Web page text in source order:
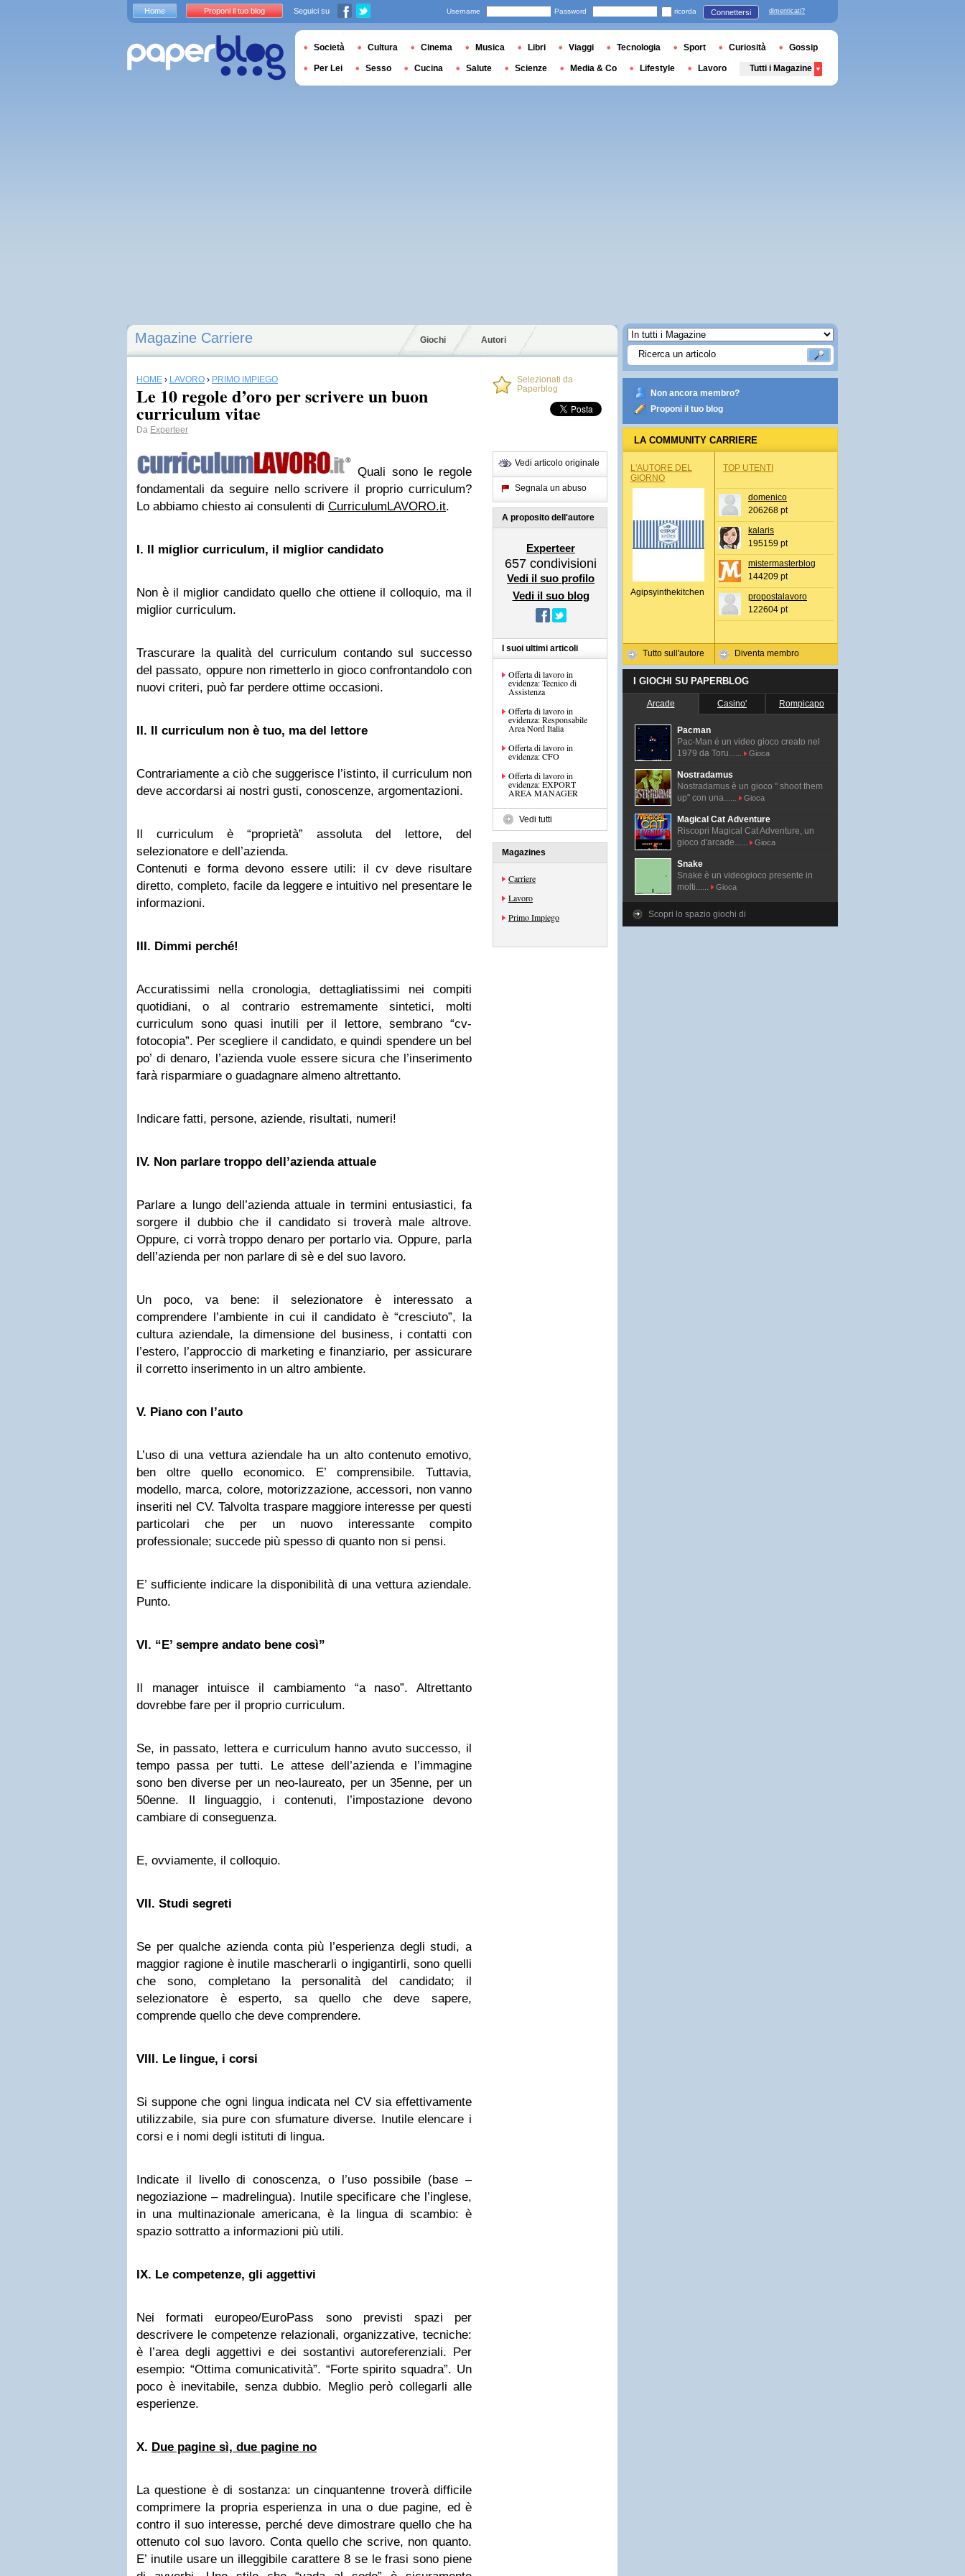
Magazine Carriere Giochi Autori
HOME › LAVORO › PRIMO IMPIEGO
Le 10 regole d’oro per scrivere un buon
curriculum vitae
Da Experteer
Quali sono le regole
fondamentali da seguire nello scrivere il proprio curriculum?
Lo abbiamo chiesto ai consulenti di CurriculumLAVORO.it.
I. Il miglior curriculum, il miglior candidato
Non è il miglior candidato quello che ottiene il colloquio, ma il
miglior curriculum.
Trascurare la qualità del curriculum contando sul successo
del passato, oppure non rimetterlo in gioco confrontandolo con
nuovi criteri, può far perdere ottime occasioni.
II. Il curriculum non è tuo, ma del lettore
Contrariamente a ciò che suggerisce l’istinto, il curriculum non
deve accordarsi ai nostri gusti, conoscenze, argomentazioni.
Il curriculum è “proprietà” assoluta del lettore, del
selezionatore e dell’azienda.
Contenuti e forma devono essere utili: il cv deve risultare
diretto, completo, facile da leggere e intuitivo nel presentare le
informazioni.
III. Dimmi perché!
Accuratissimi nella cronologia, dettagliatissimi nei compiti
quotidiani, o al contrario estremamente sintetici, molti
curriculum sono quasi inutili per il lettore, sembrano “cv-
fotocopia”. Per scegliere il candidato, e quindi spendere un bel
po’ di denaro, l’azienda vuole essere sicura che l’inserimento
farà risparmiare o guadagnare almeno altrettanto.
Indicare fatti, persone, aziende, risultati, numeri!
IV. Non parlare troppo dell’azienda attuale
Parlare a lungo dell’azienda attuale in termini entusiastici, fa
sorgere il dubbio che il candidato si troverà male altrove.
Oppure, ci vorrà troppo denaro per portarlo via. Oppure, parla
dell’azienda per non parlare di sè e del suo lavoro.
Un poco, va bene: il selezionatore è interessato a
comprendere l’ambiente in cui il candidato è “cresciuto”, la
cultura aziendale, la dimensione del business, i contatti con
l’estero, l’approccio di marketing e finanziario, per assicurare
il corretto inserimento in un altro ambiente.
V. Piano con l’auto
L’uso di una vettura aziendale ha un alto contenuto emotivo,
ben oltre quello economico. E’ comprensibile. Tuttavia,
modello, marca, colore, motorizzazione, accessori, non vanno
inseriti nel CV. Talvolta traspare maggiore interesse per questi
particolari che per un nuovo interessante compito
professionale; succede più spesso di quanto non si pensi.
E’ sufficiente indicare la disponibilità di una vettura aziendale.
Punto.
VI. “E’ sempre andato bene così”
Il manager intuisce il cambiamento “a naso”. Altrettanto
dovrebbe fare per il proprio curriculum.
Se, in passato, lettera e curriculum hanno avuto successo, il
tempo passa per tutti. Le attese dell’azienda e l’immagine
sono ben diverse per un neo-laureato, per un 35enne, per un
50enne. Il linguaggio, i contenuti, l’impostazione devono
cambiare di conseguenza.
E, ovviamente, il colloquio.
VII. Studi segreti
Se per qualche azienda conta più l’esperienza degli studi, a
maggior ragione è inutile mascherarli o ingigantirli, sono quelli
che sono, completano la personalità del candidato; il
selezionatore è esperto, sa quello che deve sapere,
comprende quello che deve comprendere.
VIII. Le lingue, i corsi
Si suppone che ogni lingua indicata nel CV sia effettivamente
utilizzabile, sia pure con sfumature diverse. Inutile elencare i
corsi e i nomi degli istituti di lingua.
Indicate il livello di conoscenza, o l’uso possibile (base –
negoziazione – madrelingua). Inutile specificare che l’inglese,
in una multinazionale americana, è la lingua di scambio: è
spazio sottratto a informazioni più utili.
IX. Le competenze, gli aggettivi
Nei formati europeo/EuroPass sono previsti spazi per
descrivere le competenze relazionali, organizzative, tecniche:
è l’area degli aggettivi e dei sostantivi autoreferenziali. Per
esempio: “Ottima comunicatività”. “Forte spirito squadra”. Un
poco è inevitabile, senza dubbio. Meglio però collegarli alle
esperienze.
X. Due pagine sì, due pagine no
La questione è di sostanza: un cinquantenne troverà difficile
comprimere la propria esperienza in una o due pagine, ed è
contro il suo interesse, perché deve dimostrare quello che ha
ottenuto col suo lavoro. Conta quello che scrive, non quanto.
E’ inutile usare un illeggibile carattere 8 se le frasi sono piene
Selezionati da
Paperblog
Vedi articolo originale
Segnala un abuso
A proposito dell'autore
Experteer
657 condivisioni
Vedi il suo profilo
Vedi il suo blog
I suoi ultimi articoli
Offerta di lavoro in
evidenza: Tecnico di
Assistenza
Offerta di lavoro in
evidenza: Responsabile
Area Nord Italia
Offerta di lavoro in
evidenza: CFO
Offerta di lavoro in
evidenza: EXPORT
AREA MANAGER
Vedi tutti
Magazines
Carriere
Lavoro
Primo Impiego
Non ancora membro?
Proponi il tuo blog
LA COMMUNITY CARRIERE
L'AUTORE DEL
GIORNO
Agipsyinthekitchen
Tutto sull'autore
TOP UTENTI
domenico
206268 pt
kalaris
195159 pt
mistermasterblog
144209 pt
propostalavoro
122604 pt
Diventa membro
I GIOCHI SU PAPERBLOG
Arcade Casino' Rompicapo
Pacman
Pac-Man é un video gioco creato nel
1979 da Toru......
Gioca
Nostradamus
Nostradamus è un gioco " shoot them
up" con una......
Gioca
Magical Cat Adventure
Riscopri Magical Cat Adventure, un
gioco d'arcade......
Gioca
Snake
Snake è un videogioco presente in
molti......
Gioca
Scopri lo spazio giochi di
Home Proponi il tuo blog Seguici su Username Password ricorda Connettersi dimenticati?
Società Cultura Cinema Musica Libri Viaggi Tecnologia Sport Curiosità Gossip
Per Lei Sesso Cucina Salute Scienze Media & Co Lifestyle Lavoro Tutti i Magazine